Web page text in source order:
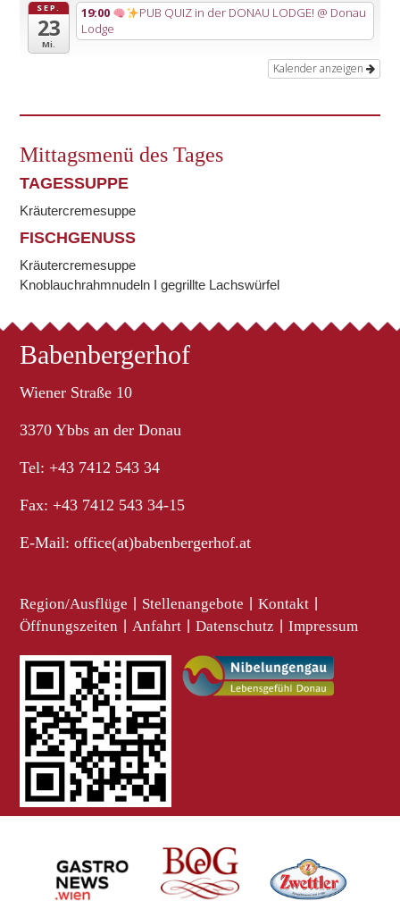
SEP.
23
Mi.
19:00 PUB QUIZ in der DONAU LODGE! @ Donau
Lodge
Kalender anzeigen
Mittagsmenü des Tages
TAGESSUPPE
Kräutercremesuppe
FISCHGENUSS
Kräutercremesuppe
Knoblauchrahmnudeln I gegrillte Lachswürfel
Babenbergerhof
Wiener Straße 10
3370 Ybbs an der Donau
Tel: +43 7412 543 34
Fax: +43 7412 543 34-15
E-Mail:office(at)babenbergerhof.at
Region/Ausflüge Stellenangebote Kontakt
Öffnungszeiten Anfahrt Datenschutz Impressum